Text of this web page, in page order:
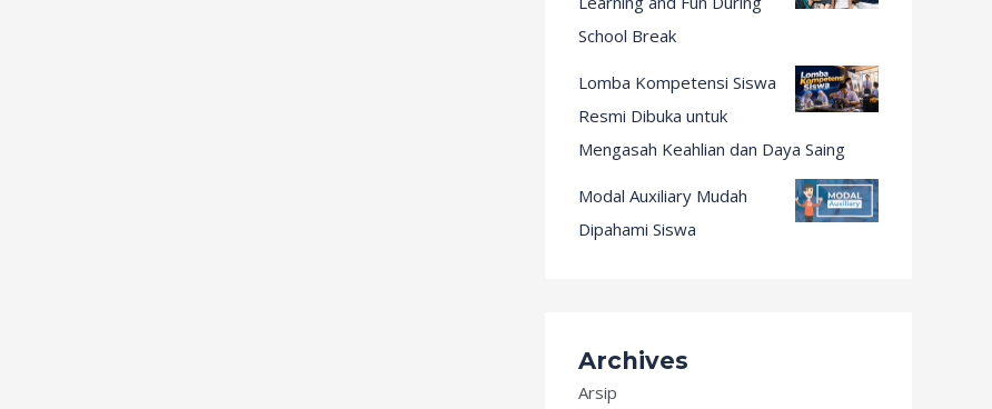
School Break
Lomba Kompetensi Siswa
Resmi Dibuka untuk
Mengasah Keahlian dan Daya Saing
Modal Auxiliary Mudah
Dipahami Siswa
Archives
Arsip